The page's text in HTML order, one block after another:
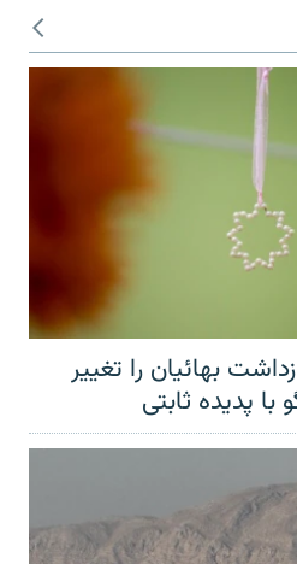
بهائیان را تغییر
پدیده ثابتی